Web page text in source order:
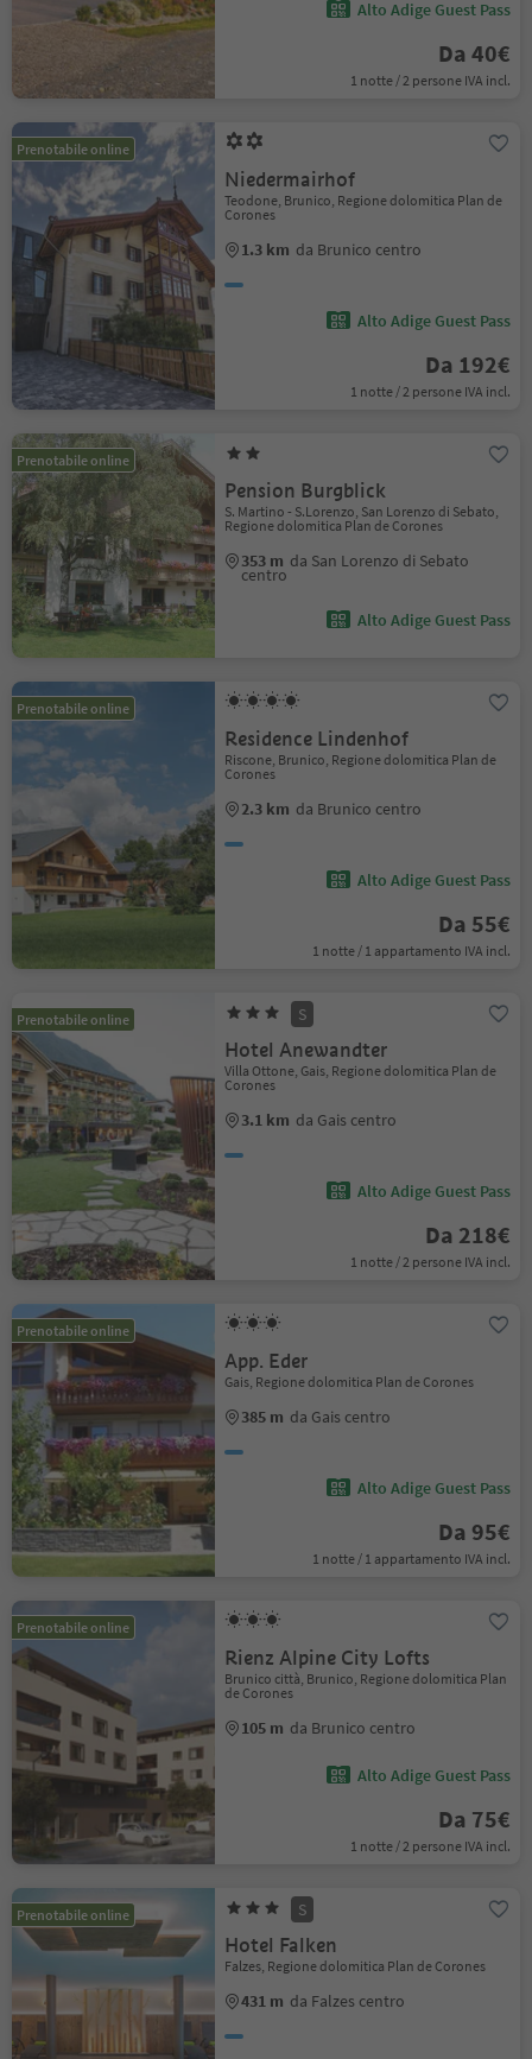
Alto Adige Guest Pass
Da 40€
1 notte / 2 persone IVA incl.
Prenotabile online
Niedermairhof
Teodone, Brunico, Regione dolomitica Plan de
Corones
1.3 km da Brunico centro
Alto Adige Guest Pass
Da 192€
1 notte / 2 persone IVA incl.
Prenotabile online
Pension Burgblick
S. Martino - S.Lorenzo, San Lorenzo di Sebato,
Regione dolomitica Plan de Corones
353 m da San Lorenzo di Sebato
centro
Alto Adige Guest Pass
Prenotabile online
Residence Lindenhof
Riscone, Brunico, Regione dolomitica Plan de
Corones
2.3 km da Brunico centro
Alto Adige Guest Pass
Da 55€
1 notte / 1 appartamento IVA incl.
Prenotabile online S
Hotel Anewandter
Villa Ottone, Gais, Regione dolomitica Plan de
Corones
3.1 km da Gais centro
Alto Adige Guest Pass
Da 218€
1 notte / 2 persone IVA incl.
Prenotabile online
App. Eder
Gais, Regione dolomitica Plan de Corones
385 m da Gais centro
Alto Adige Guest Pass
Da 95€
1 notte / 1 appartamento IVA incl.
Prenotabile online
Rienz Alpine City Lofts
Brunico città, Brunico, Regione dolomitica Plan
de Corones
105 m da Brunico centro
Alto Adige Guest Pass
Da 75€
1 notte / 2 persone IVA incl.
Prenotabile online S
Hotel Falken
Falzes, Regione dolomitica Plan de Corones
431 m da Falzes centro